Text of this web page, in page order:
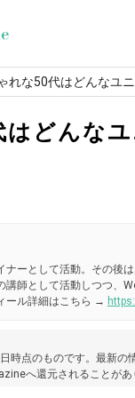
れな50代はどんなユ
どんな
ナーとして活動。その後
講師として活動しつつ、
ール詳細はこちら →
時点のものです。最新の
へ還元されることがあ